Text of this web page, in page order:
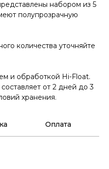
набором из 5
полупрозрачную
количества уточняйте
и обработкой Hi-Float.
от 2 дней до 3
хранения.
Оплата